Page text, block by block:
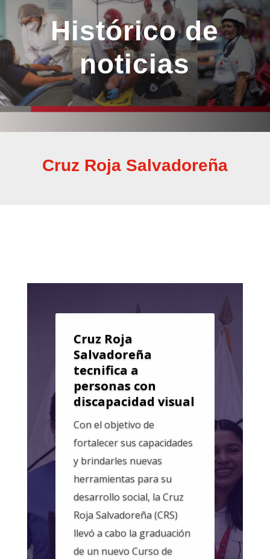
Histórico de
noticias
Cruz Roja Salvadoreña
Cruz Roja
Salvadoreña
tecnifica a
personas con
discapacidad visual
Con el objetivo de
fortalecer sus capacidades
y brindarles nuevas
herramientas para su
desarrollo social, la Cruz
Roja Salvadoreña (CRS)
llevó a cabo la graduación
de un nuevo Curso de